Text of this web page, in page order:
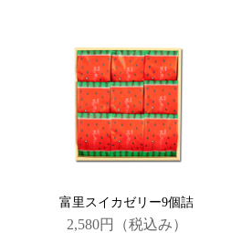
富里スイカゼリー9個詰
2,580円 （税込み）